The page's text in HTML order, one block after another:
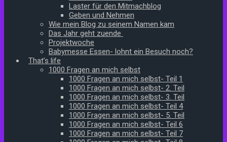
Laster für den Mitmachblog
Geben und Nehmen
Wie mein Blog zu seinem Namen kam
Das Jahr geht zuende
Projektwoche
Babymesse Essen- lohnt ein Besuch noch?
That’s life
1000 Fragen an mich selbst
1000 Fragen an mich selbst- Teil 1
1000 Fragen an mich selbst- 2. Teil
1000 Fragen an mich selbst- 3. Teil
1000 Fragen an mich selbst- Teil 4
1000 Fragen an mich selbst- 5. Teil
1000 Fragen an mich selbst- Teil 6
1000 Fragen an mich selbst- Teil 7